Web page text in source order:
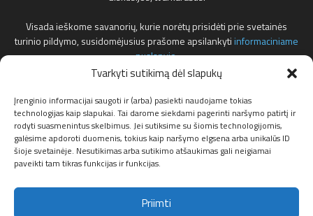
Tvarkyti sutikimą dėl slapukų
Įrenginio informacijai saugoti ir (arba) pasiekti naudojame tokias
technologijas kaip slapukai. Tai darome siekdami pagerinti naršymo patirtį ir
rodyti suasmenintus skelbimus. Jei sutiksime su šiomis technologijomis,
galėsime apdoroti duomenis, tokius kaip naršymo elgsena arba unikalūs ID
šioje svetainėje. Nesutikimas arba sutikimo atšaukimas gali neigiamai
paveikti tam tikras funkcijas ir funkcijas.
Priimti
Visada ieškome savanorių, kurie norėtų prisidėti prie svetainės
turinio pildymo, susidomėjusius prašome apsilankytiinformaciniame
puslapyje.
adresu.
Susisiekite:info@f1news.lt